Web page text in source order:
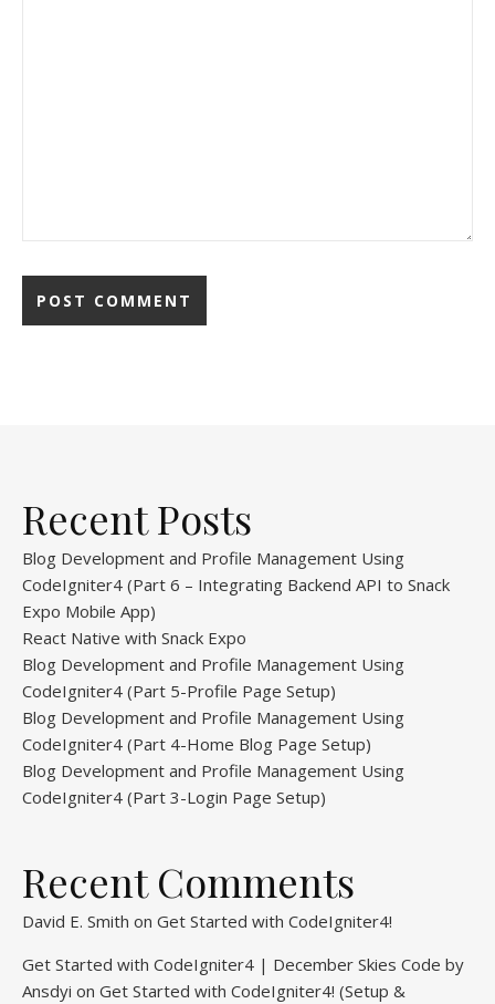
Recent Posts
Blog Development and Profile Management Using
CodeIgniter4 (Part 6 – Integrating Backend API to Snack
Expo Mobile App)
React Native with Snack Expo
Blog Development and Profile Management Using
CodeIgniter4 (Part 5-Profile Page Setup)
Blog Development and Profile Management Using
CodeIgniter4 (Part 4-Home Blog Page Setup)
Blog Development and Profile Management Using
CodeIgniter4 (Part 3-Login Page Setup)
Recent Comments
David E. Smith on Get Started with CodeIgniter4!
Get Started with CodeIgniter4 | December Skies Code by
Ansdyi on Get Started with CodeIgniter4! (Setup &